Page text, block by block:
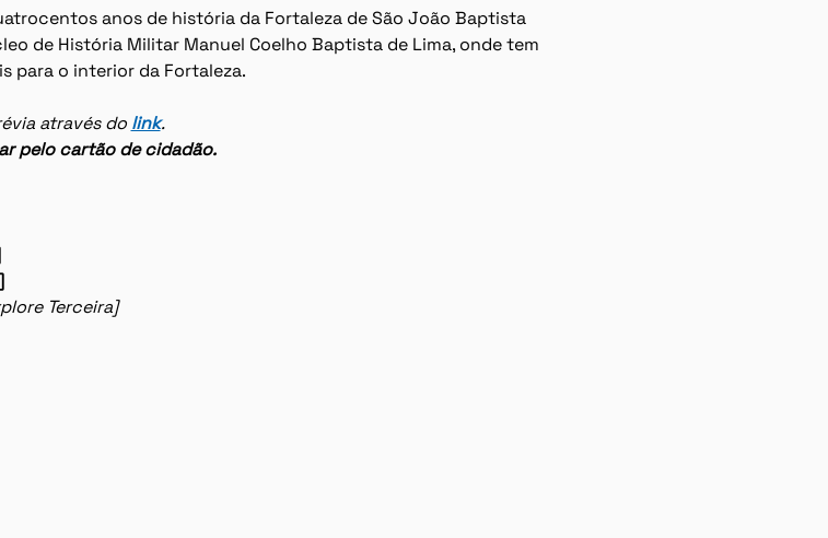
anos de história da Fortaleza de São João Baptista
de História Militar Manuel Coelho Baptista de Lima, onde tem
para o interior da Fortaleza.
através do link.
pelo cartão de cidadão.
Terceira]